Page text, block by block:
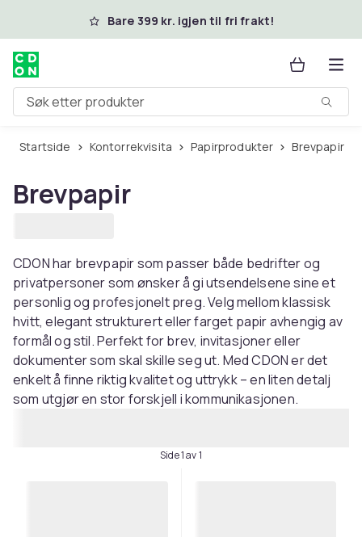
Hopp til hovedinnholdBare 399 kr. igjen til fri frakt!
Søk etter produkter
Startside Kontorrekvisita Papirprodukter Brevpapir
Brevpapir
CDON har brevpapir som passer både bedrifter og
privatpersoner som ønsker å gi utsendelsene sine et
personlig og profesjonelt preg. Velg mellom klassisk
hvitt, elegant strukturert eller farget papir avhengig av
formål og stil. Perfekt for brev, invitasjoner eller
dokumenter som skal skille seg ut. Med CDON er det
enkelt å finne riktig kvalitet og uttrykk – en liten detalj
som utgjør en stor forskjell i kommunikasjonen.
Side 1 av 1